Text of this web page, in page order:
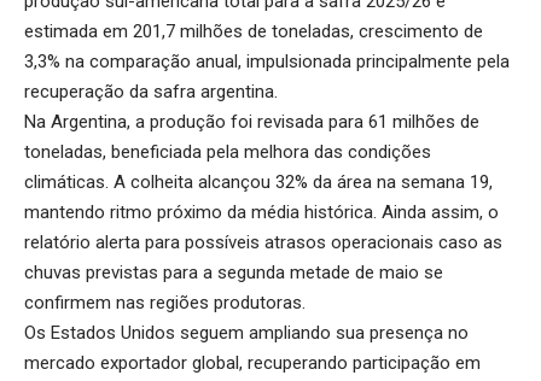
estimada em 201,7 milhões de toneladas, crescimento de
3,3% na comparação anual, impulsionada principalmente pela
recuperação da safra argentina.
Na Argentina, a produção foi revisada para 61 milhões de
toneladas, beneficiada pela melhora das condições
climáticas. A colheita alcançou 32% da área na semana 19,
mantendo ritmo próximo da média histórica. Ainda assim, o
relatório alerta para possíveis atrasos operacionais caso as
chuvas previstas para a segunda metade de maio se
confirmem nas regiões produtoras.
Os Estados Unidos seguem ampliando sua presença no
mercado exportador global, recuperando participação em